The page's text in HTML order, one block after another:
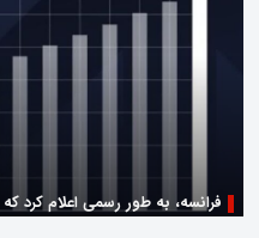
فرانسه، به طور رسمی اعلام کرد